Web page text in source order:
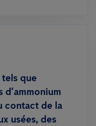
que
contact de la
usées, des